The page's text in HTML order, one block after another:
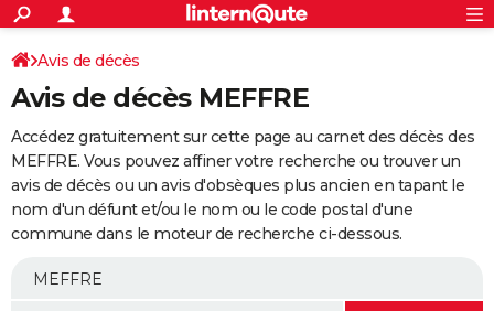
ACTUALITÉS
Politique
Société
Faits Divers
Education
Monde
Villes
+
SPORT
Coupe du monde 2026
Football
Tennis
Cyclisme
Rugby
Forum
Programme TV
TNT
Streaming
Cinéma
Sorties cinéma
Musique
+
FINANCE
Retraite
Epargne
Immobilier
Risques naturels par ville
Banque
Assurance
AUTO
Essais
Réserver un essai
Citadines
Berlines
SUV
Forum auto
+
Mobiles
Meilleur smartphone
Internet
Ordinateurs
Jeux vidéo
Guide high-tech
Avis de décès
Avis de décès MEFFRE
Accédez gratuitement sur cette page au carnet des décès des
MEFFRE. Vous pouvez affiner votre recherche ou trouver un
avis de décès ou un avis d'obsèques plus ancien en tapant le
nom d'un défunt et/ou le nom ou le code postal d'une
commune dans le moteur de recherche ci-dessous.